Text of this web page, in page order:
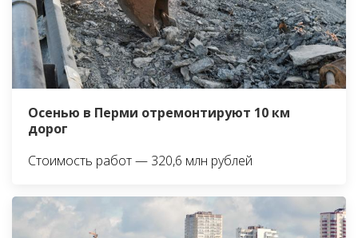
Осенью в Перми отремонтируют 10 км
дорог
Стоимость работ — 320,6 млн рублей